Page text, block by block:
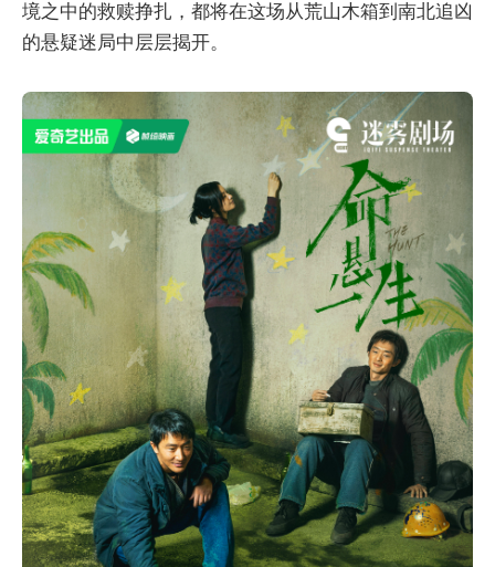
境之中的救赎挣扎，都将在这场从荒山木箱到南北追凶
的悬疑迷局中层层揭开。